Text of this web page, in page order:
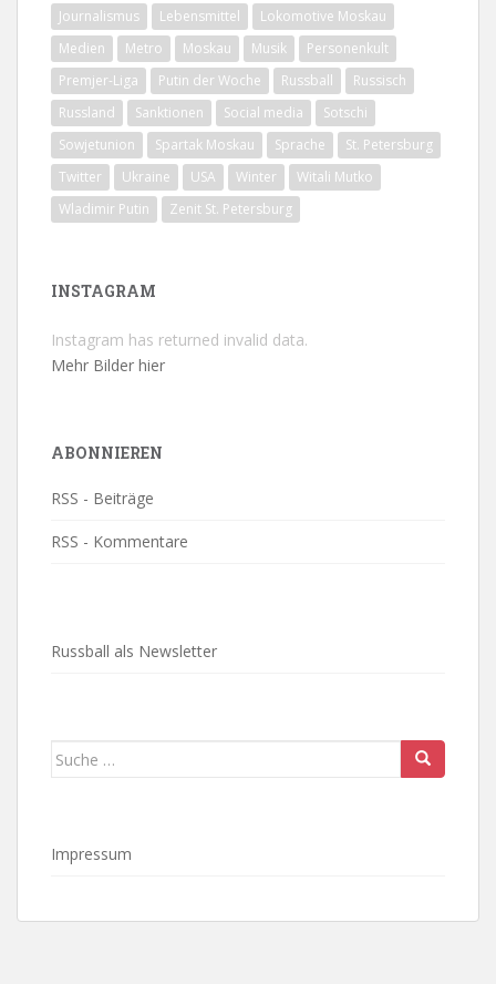
Journalismus
Lebensmittel
Lokomotive Moskau
Medien
Metro Moskau Musik
Personenkult
Premjer-Liga
Putin der Woche Russball
Russisch
Russland
Sanktionen Social media
Sotschi
Sowjetunion
Spartak Moskau Sprache
St. Petersburg
Twitter
Ukraine USA Winter
Witali Mutko
Wladimir Putin
Zenit St. Petersburg
INSTAGRAM
Instagram has returned invalid data.
Mehr Bilder hier
ABONNIEREN
RSS - Beiträge
RSS - Kommentare
Russball als Newsletter
Suche
Impressum